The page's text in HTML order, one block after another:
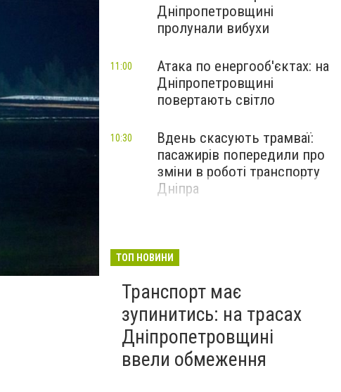
ночные прыжки5
Дніпропетровщині
пролунали вибухи
Атака по енергооб'єктах: на
Дніпропетровщині
повертають світло
11:00
Вдень скасують трамваї:
пасажирів попередили про
зміни в роботі транспорту
Дніпра
10:30
ТОП НОВИНИ
Транспорт має
зупинитись: на трасах
Дніпропетровщині
ввели обмеження